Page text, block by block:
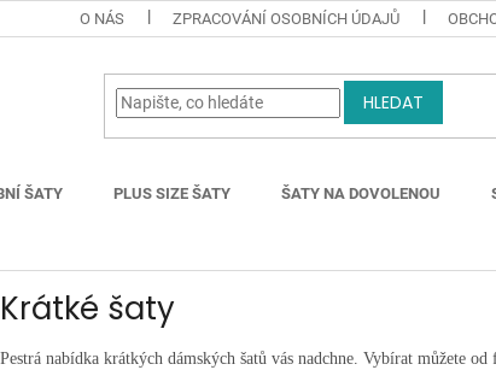
O NÁS ZPRACOVÁNÍ OSOBNÍCH ÚDAJŮ
HLEDAT
ŠATY PLUS SIZE ŠATY ŠATY NA DOVOLENOU
Krátké šaty
Pestrá nabídka krátkých dámských šatů vás nadchne. Vybírat můžete